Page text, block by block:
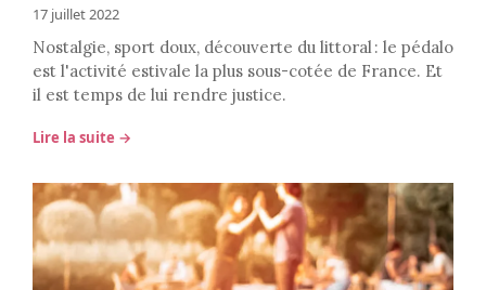
17 juillet 2022
Nostalgie, sport doux, découverte du littoral : le pédalo
est l'activité estivale la plus sous-cotée de France. Et
il est temps de lui rendre justice.
Lire la suite →